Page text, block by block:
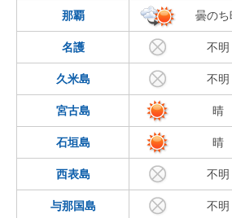
那覇 曇のち
名護 不明
久米島 不明
宮古島 晴
石垣島 晴
西表島 不明
与那国島 不明